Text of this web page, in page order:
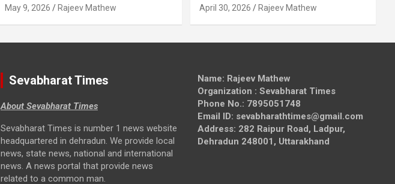
May 9, 2026 Rajeev Mathew April 30, 2026 Rajeev Mathew
Sevabharat Times
About Sevabharat Times
Sevabharat Times is number 1 news website
headquartered in dehradun. We provide local
news, state news, national and international
news. A news portal that provide news
related to a common man.
Name: Rajeev Mathew
Organization : Sevabharat Times
Phone No.: 7895051748
Email ID: sevabharathtimes@gmail.com
Address: 282 Raipur Road, Ladpur,
Dehradun 248001, Uttarakhand